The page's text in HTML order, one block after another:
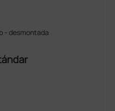
- desmontada